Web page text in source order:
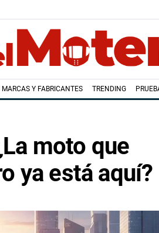
MARCAS Y FABRICANTES TRENDING
moto que
ya está aquí?